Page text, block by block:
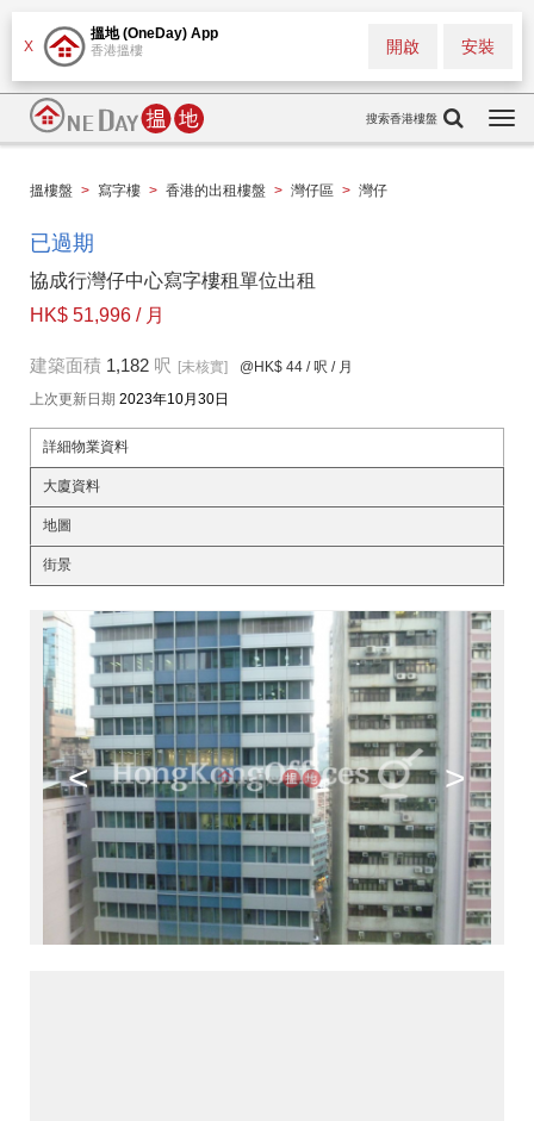
X
搵地 (OneDay) App
香港搵樓 安裝
開啟
搜索香港樓盤
搵樓盤 > 寫字樓 > 香港的出租樓盤 > 灣仔區 > 灣仔
已過期
協成行灣仔中心寫字樓租單位出租
HK$ 51,996 / 月
建築面積 1,182 呎 [未核實] @HK$ 44 / 呎 / 月
上次更新日期 2023年10月30日
詳細物業資料
大廈資料
地圖
街景
< >